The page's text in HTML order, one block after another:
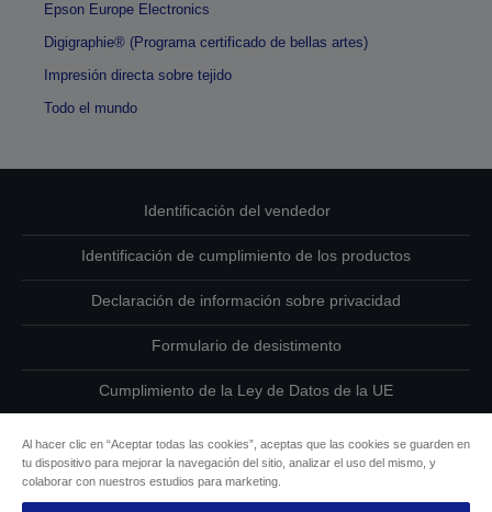
Epson Europe Electronics
Digigraphie® (Programa certificado de bellas artes)
Impresión directa sobre tejido
Todo el mundo
Identificación del vendedor
Identificación de cumplimiento de los productos
Declaración de información sobre privacidad
Formulario de desistimento
Cumplimiento de la Ley de Datos de la UE
Información sobre cookies
Al hacer clic en “Aceptar todas las cookies”, aceptas que las cookies se guarden en
tu dispositivo para mejorar la navegación del sitio, analizar el uso del mismo, y
colaborar con nuestros estudios para marketing.